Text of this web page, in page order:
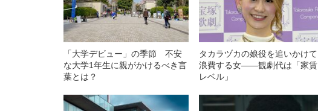
「大学デビュー」の季節 不安
な大学1年生に親がかけるべき言
葉とは？
タカラヅカの娘役を追いかけて
浪費する女――観劇代は「家賃
レベル」